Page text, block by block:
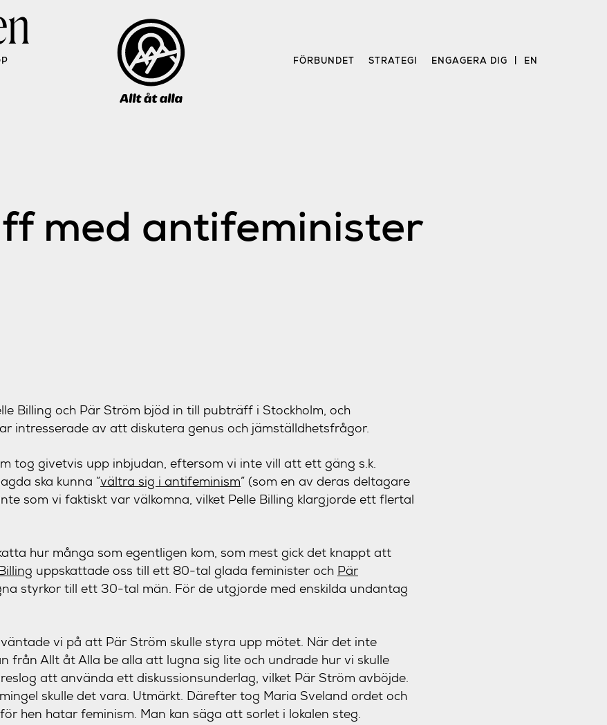
FÖRBUNDET STRATEGI ENGAGERA DIG EN
med antifeminister
Billing och Pär Ström bjöd in till pubträff i Stockholm, och
intresserade av att diskutera genus och jämställdhetsfrågor.
tog givetvis upp inbjudan, eftersom vi inte vill att ett gäng s.k.
ska kunna ”vältra sig i antifeminism” (som en av deras deltagare
som vi faktiskt var välkomna, vilket Pelle Billing klargjorde ett flertal
hur många som egentligen kom, som mest gick det knappt att
uppskattade oss till ett 80-tal glada feminister och Pär
styrkor till ett 30-tal män. För de utgjorde med enskilda undantag
vi på att Pär Ström skulle styra upp mötet. När det inte
från Allt åt Alla be alla att lugna sig lite och undrade hur vi skulle
att använda ett diskussionsunderlag, vilket Pär Ström avböjde.
skulle det vara. Utmärkt. Därefter tog Maria Sveland ordet och
hen hatar feminism. Man kan säga att sorlet i lokalen steg.